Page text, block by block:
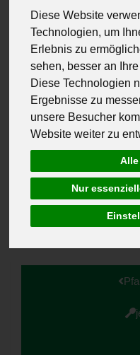
Diese Website
Technologien, um
Erlebnis zu
sehen, besser an
Diese Technologien
Ergebnisse zu
unsere Besucher
Website weiter zu
Nur
Schwierigkeitsgrad